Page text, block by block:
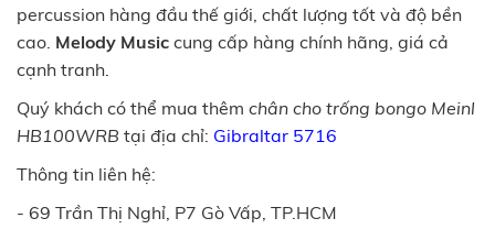
percussion hàng đầu thế giới, chất lượng tốt và độ bền
cao. Melody Music cung cấp hàng chính hãng, giá cả
cạnh tranh.
Quý khách có thể mua thêm chân cho trống bongo Meinl
HB100WRB tại địa chỉ: Gibraltar 5716
Thông tin liên hệ:
- 69 Trần Thị Nghỉ, P7 Gò Vấp, TP.HCM